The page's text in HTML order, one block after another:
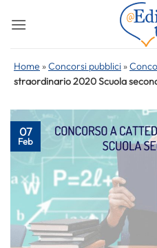
Home »Concorsi pubblici »
straordinario 2020 Scuola
07
Feb